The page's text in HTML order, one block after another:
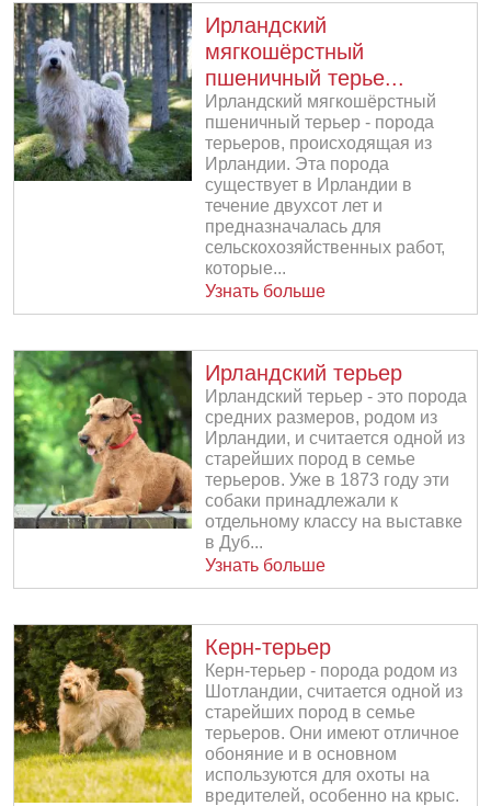
Ирландский
мягкошёрстный
пшеничный терье...
Ирландский мягкошёрстный
пшеничный терьер - порода
терьеров, происходящая из
Ирландии. Эта порода
существует в Ирландии в
течение двухсот лет и
предназначалась для
сельскохозяйственных работ,
которые...
Узнать больше
Ирландский терьер
Ирландский терьер - это порода
средних размеров, родом из
Ирландии, и считается одной из
старейших пород в семье
терьеров. Уже в 1873 году эти
собаки принадлежали к
отдельному классу на выставке
в Дуб...
Узнать больше
Керн-терьер
Керн-терьер - порода родом из
Шотландии, считается одной из
старейших пород в семье
терьеров. Они имеют отличное
обоняние и в основном
используются для охоты на
вредителей, особенно на крыс.